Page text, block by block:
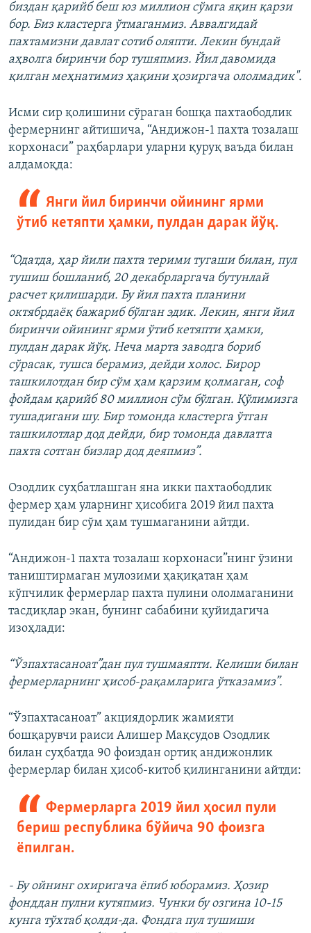
биздан қарийб беш юз миллион сўмга яқин қарзи
бор. Биз кластерга ўтмаганмиз. Аввалгидай
пахтамизни давлат сотиб оляпти. Лекин бундай
аҳволга биринчи бор тушяпмиз. Йил давомида
қилган меҳнатимиз ҳақини ҳозиргача ололмадик".
Исми сир қолишини сўраган бошқа пахтаободлик
фермернинг айтишича, “Андижон-1 пахта тозалаш
корхонаси” раҳбарлари уларни қуруқ ваъда билан
алдамоқда:
Янги йил биринчи ойининг ярми
ўтиб кетяпти ҳамки, пулдан дарак йўқ.
“Одатда, ҳар йили пахта терими тугаши билан, пул
тушиш бошланиб, 20 декабрларгача бутунлай
расчет қилишарди. Бу йил пахта планини
октябрдаёқ бажариб бўлган эдик. Лекин, янги йил
биринчи ойининг ярми ўтиб кетяпти ҳамки,
пулдан дарак йўқ. Неча марта заводга бориб
сўрасак, тушса берамиз, дейди холос. Бирор
ташкилотдан бир сўм ҳам қарзим қолмаган, соф
фойдам қарийб 80 миллион сўм бўлган. Қўлимизга
тушадигани шу. Бир томонда кластерга ўтган
ташкилотлар дод дейди, бир томонда давлатга
пахта сотган бизлар дод деяпмиз”.
Озодлик суҳбатлашган яна икки пахтаободлик
фермер ҳам уларнинг ҳисобига 2019 йил пахта
пулидан бир сўм ҳам тушмаганини айтди.
“Андижон-1 пахта тозалаш корхонаси”нинг ўзини
таништирмаган мулозими ҳақиқатан ҳам
кўпчилик фермерлар пахта пулини ололмаганини
тасдиқлар экан, бунинг сабабини қуйидагича
изоҳлади:
“Ўзпахтасаноат”дан пул тушмаяпти. Келиши билан
фермерларнинг ҳисоб-рақамларига ўтказамиз”.
“Ўзпахтасаноат” акциядорлик жамияти
бошқарувчи раиси Алишер Мақсудов Озодлик
билан суҳбатда 90 фоиздан ортиқ андижонлик
фермерлар билан ҳисоб-китоб қилинганини айтди:
Фермерларга 2019 йил ҳосил пули
бериш республика бўйича 90 фоизга
ёпилган.
- Бу ойнинг охиригача ёпиб юборамиз. Ҳозир
фонддан пулни кутяпмиз. Чунки бу озгина 10-15
кунга тўхтаб қолди-да. Фондга пул тушиши